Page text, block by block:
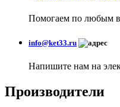
Помогаем по любым
info@ket33.ru
Напишите нам на
Производители